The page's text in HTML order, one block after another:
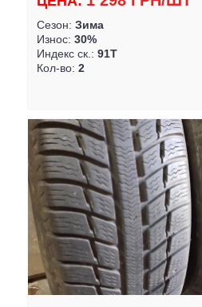
Сезон: Зима
Износ: 30%
Индекс ск.: 91T
Кол-во: 2